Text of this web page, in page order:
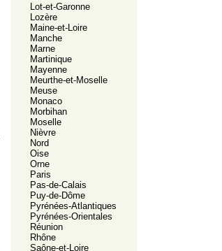
Lot-et-Garonne
Lozère
Maine-et-Loire
Manche
Marne
Martinique
Mayenne
Meurthe-et-Moselle
Meuse
Monaco
Morbihan
Moselle
Nièvre
Nord
Oise
Orne
Paris
Pas-de-Calais
Puy-de-Dôme
Pyrénées-Atlantiques
Pyrénées-Orientales
Réunion
Rhône
Saône-et-Loire